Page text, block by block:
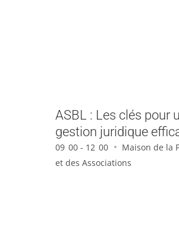
ASBL : Les clés pour
gestion juridique
09 00 - 12 00
Maison de la
et des Associations